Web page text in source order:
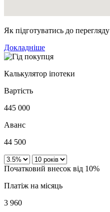
Як підготуватись до перегляду
Докладніше
Калькулятор іпотеки
Вартість
445 000
Аванс
44 500
Початковий внесок від 10%
Платіж на місяць
3 960